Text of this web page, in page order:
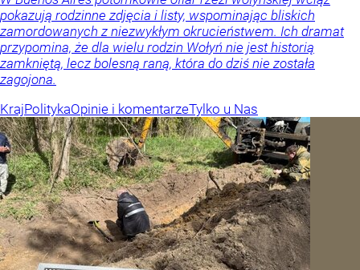
pokazują rodzinne zdjęcia i listy, wspominając bliskich
zamordowanych z niezwykłym okrucieństwem. Ich dramat
przypomina, że dla wielu rodzin Wołyń nie jest historią
zamkniętą, lecz bolesną raną, która do dziś nie została
zagojona.
KrajPolitykaOpinie i komentarzeTylko u Nas